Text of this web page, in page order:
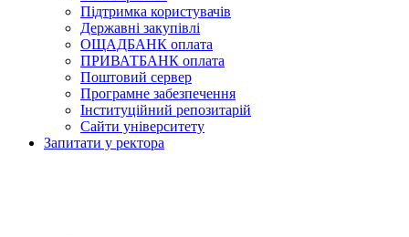
Підтримка користувачів
Державні закупівлі
ОЩАДБАНК оплата
ПРИВАТБАНК оплата
Поштовий сервер
Програмне забезпечення
Інституційний репозитарій
Сайти університету
Запитати у ректора